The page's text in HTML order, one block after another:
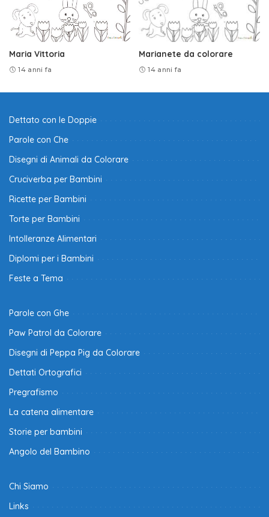
Maria Vittoria
14 anni fa
Marianete da colorare
14 anni fa
Dettato con le Doppie
Parole con Che
Disegni di Animali da Colorare
Cruciverba per Bambini
Ricette per Bambini
Torte per Bambini
Intolleranze Alimentari
Diplomi per i Bambini
Feste a Tema
Parole con Ghe
Paw Patrol da Colorare
Disegni di Peppa Pig da Colorare
Dettati Ortografici
Pregrafismo
La catena alimentare
Storie per bambini
Angolo del Bambino
Chi Siamo
Links